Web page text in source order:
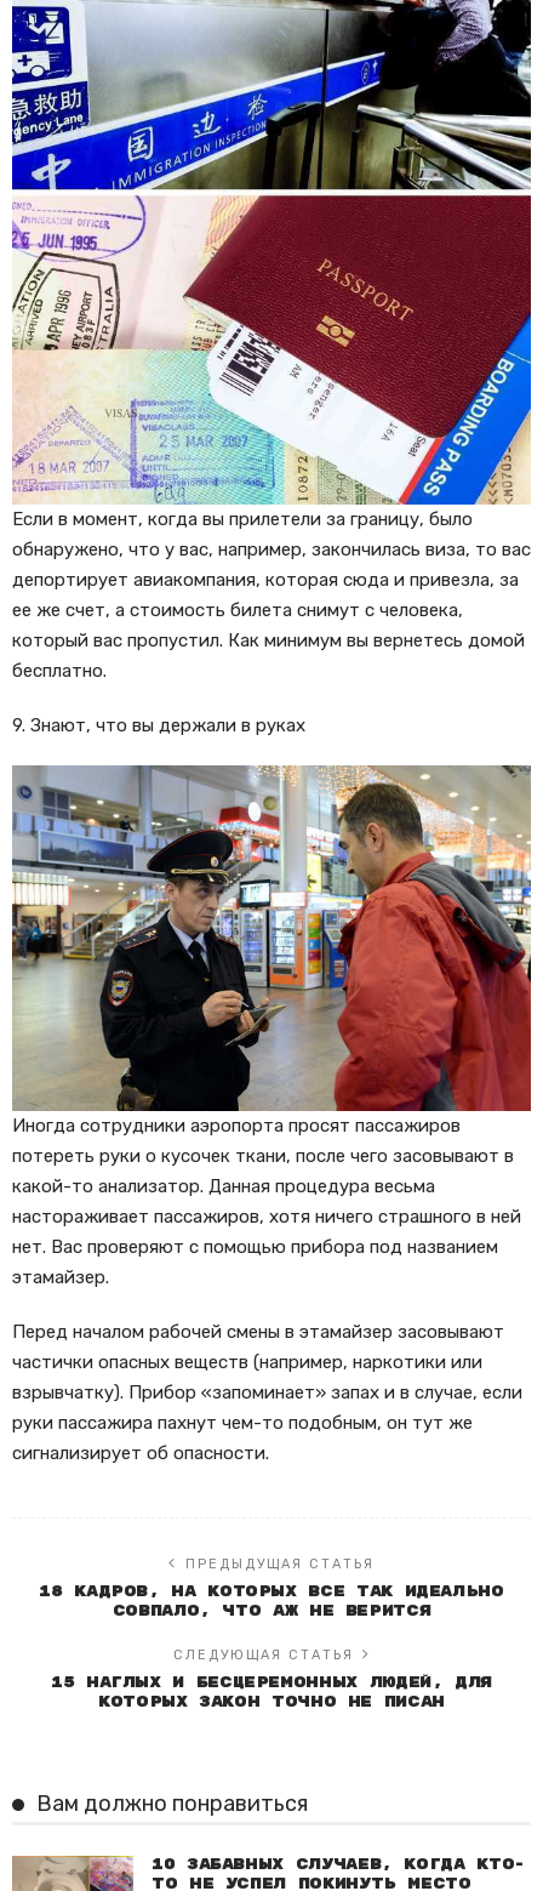
Если в момент, когда вы прилетели за границу, было
обнаружено, что у вас, например, закончилась виза, то вас
депортирует авиакомпания, которая сюда и привезла, за
ее же счет, а стоимость билета снимут с человека,
который вас пропустил. Как минимум вы вернетесь домой
бесплатно.
9. Знают, что вы держали в руках
Иногда сотрудники аэропорта просят пассажиров
потереть руки о кусочек ткани, после чего засовывают в
какой-то анализатор. Данная процедура весьма
настораживает пассажиров, хотя ничего страшного в ней
нет. Вас проверяют с помощью прибора под названием
этамайзер.
Перед началом рабочей смены в этамайзер засовывают
частички опасных веществ (например, наркотики или
взрывчатку). Прибор «запоминает» запах и в случае, если
руки пассажира пахнут чем-то подобным, он тут же
сигнализирует об опасности.
ПРЕДЫДУЩАЯ СТАТЬЯ
18 кадров, на которых все так идеально
совпало, что аж не верится
СЛЕДУЮЩАЯ СТАТЬЯ
15 наглых и бесцеремонных людей, для
которых закон точно не писан
Вам должно понравиться
10 забавных случаев, когда кто-
то не успел покинуть место